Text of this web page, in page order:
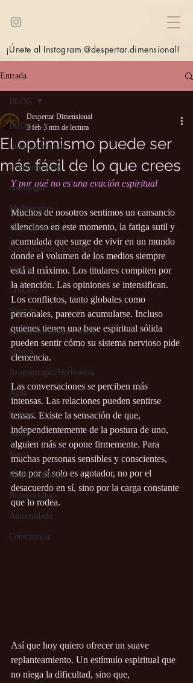
¡Únete al Instagram @despertar.dimensional!
Entrada
BLOG
Información útil
Eventos/Cursos
Astrología
Meditaciones
Sitios de interés
Canalizaciones/Entrevistas
Libros
Cristales
Stargate
Divino Femenino y Masc.
Música
Aromaterapia/Herbolaria
Agua
Ciencia
Salud
Yoga
Medio ambiente
Bioagricultura
Autocuidado
Consciencia
BLOG
El optimismo puede ser
más fácil de lo que crees
Despertar Dimensional
3 feb 3 min de lectura
Y por qué no es una evación espiritual
Muchos de nosotros sentimos un cansancio
silencioso en este momento, la fatiga sutil y
acumulada que surge de vivir en un mundo
donde el volumen de los medios siempre
está al máximo. Los titulares compiten por
la atención. Las opiniones se intensifican.
Los conflictos, tanto globales como
personales, parecen acumularse. Incluso
quienes tienen una base espiritual sólida
pueden sentir cómo su sistema nervioso pide
clemencia.
Las conversaciones se perciben más
intensas. Las relaciones pueden sentirse
tensas. Existe la sensación de que,
independientemente de la postura de uno,
alguien más se opone firmemente. Para
muchas personas sensibles y conscientes,
esto por sí solo es agotador, no por el
desacuerdo en sí, sino por la carga constante
que lo rodea.
Así que hoy quiero ofrecer un suave
replanteamiento. Un estímulo espiritual que
no niega la dificultad, sino que,